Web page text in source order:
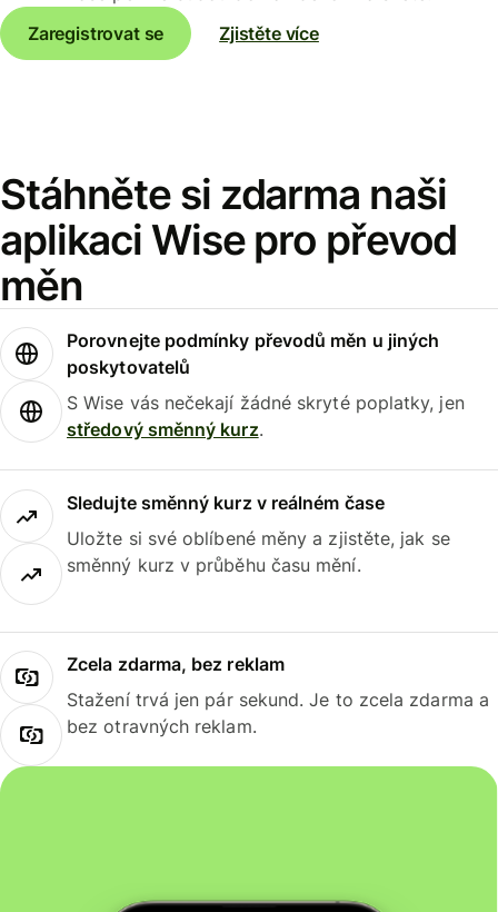
Zaregistrovat se
Zjistěte více
Stáhněte si zdarma naši
aplikaci Wise pro převod
měn
Porovnejte podmínky převodů měn u jiných
poskytovatelů
S Wise vás nečekají žádné skryté poplatky, jen
středový směnný kurz.
Sledujte směnný kurz v reálném čase
Uložte si své oblíbené měny a zjistěte, jak se
směnný kurz v průběhu času mění.
Zcela zdarma, bez reklam
Stažení trvá jen pár sekund. Je to zcela zdarma a
bez otravných reklam.